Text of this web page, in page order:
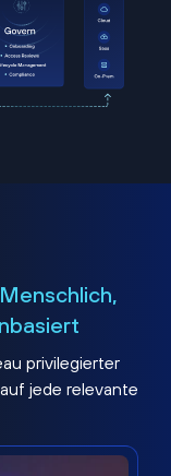
Menschlich,
privilegierter
jede relevante